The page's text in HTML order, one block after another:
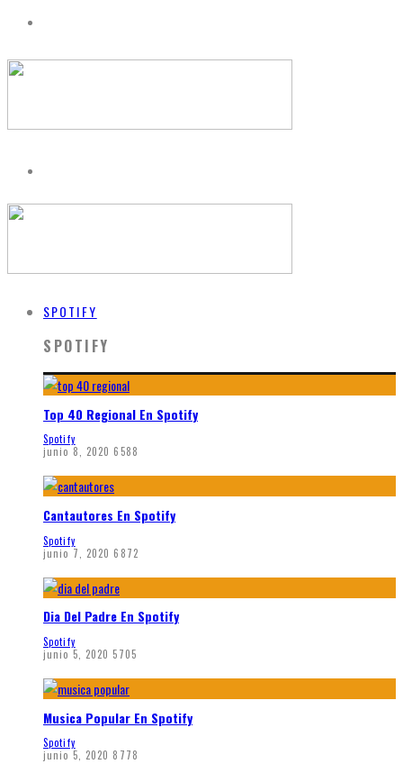
SPOTIFY
SPOTIFY
Top 40 Regional En Spotify
Spotify
junio 8, 2020 6588
Cantautores En Spotify
Spotify
junio 7, 2020 6872
Dia Del Padre En Spotify
Spotify
junio 5, 2020 5705
Musica Popular En Spotify
Spotify
junio 5, 2020 8778